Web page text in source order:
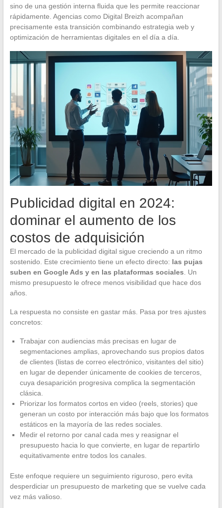
sino de una gestión interna fluida que les permite reaccionar
rápidamente. Agencias como Digital Breizh acompañan
precisamente esta transición combinando estrategia web y
optimización de herramientas digitales en el día a día.
Publicidad digital en 2024:
dominar el aumento de los
costos de adquisición
El mercado de la publicidad digital sigue creciendo a un ritmo
sostenido. Este crecimiento tiene un efecto directo: las pujas
suben en Google Ads y en las plataformas sociales . Un
mismo presupuesto le ofrece menos visibilidad que hace dos
años.
La respuesta no consiste en gastar más. Pasa por tres ajustes
concretos:
Trabajar con audiencias más precisas en lugar de
segmentaciones amplias, aprovechando sus propios datos
de clientes (listas de correo electrónico, visitantes del sitio)
en lugar de depender únicamente de cookies de terceros,
cuya desaparición progresiva complica la segmentación
clásica.
Priorizar los formatos cortos en video (reels, stories) que
generan un costo por interacción más bajo que los formatos
estáticos en la mayoría de las redes sociales.
Medir el retorno por canal cada mes y reasignar el
presupuesto hacia lo que convierte, en lugar de repartirlo
equitativamente entre todos los canales.
Este enfoque requiere un seguimiento riguroso, pero evita
desperdiciar un presupuesto de marketing que se vuelve cada
vez más valioso.